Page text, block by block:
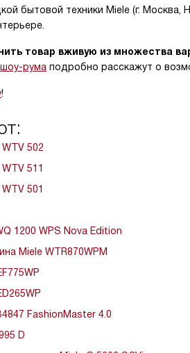
бытовой техники Miele (г.
товар вживую из множества
шоу-рума подробно расскажут о
!
502
511
501
1200 WPS Nova Edition
Miele WTR870WPM
FashionMaster 4.0
D